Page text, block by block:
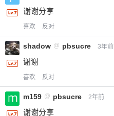
谢谢分享
喜欢 反对
shadow @ pbsucre 3年前
谢谢
喜欢 反对
m159 @ pbsucre 2年前
谢谢分享